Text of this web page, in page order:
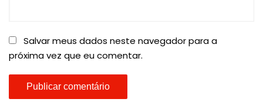
Salvar meus dados neste navegador para a
próxima vez que eu comentar.